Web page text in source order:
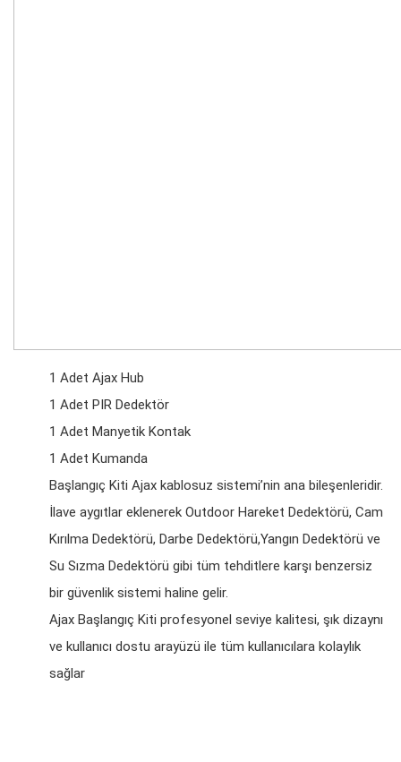
1 Adet Ajax Hub
1 Adet PIR Dedektör
1 Adet Manyetik Kontak
1 Adet Kumanda
Başlangıç Kiti Ajax kablosuz sistemi’nin ana bileşenleridir.
İlave aygıtlar eklenerek Outdoor Hareket Dedektörü, Cam
Kırılma Dedektörü, Darbe Dedektörü,Yangın Dedektörü ve
Su Sızma Dedektörü gibi tüm tehditlere karşı benzersiz
bir güvenlik sistemi haline gelir.
Ajax Başlangıç Kiti profesyonel seviye kalitesi, şık dizaynı
ve kullanıcı dostu arayüzü ile tüm kullanıcılara kolaylık
sağlar